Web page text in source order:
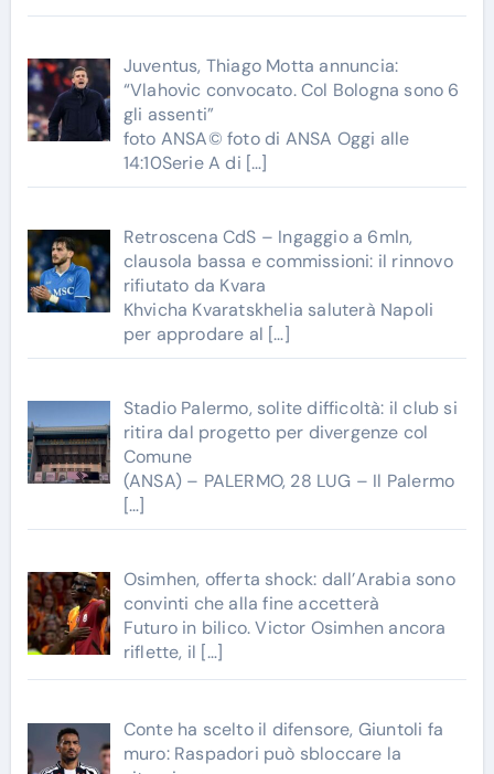
Juventus, Thiago Motta annuncia:
“Vlahovic convocato. Col Bologna sono 6
gli assenti”
foto ANSA© foto di ANSA Oggi alle
14:10Serie A di […]
Retroscena CdS – Ingaggio a 6mln,
clausola bassa e commissioni: il rinnovo
rifiutato da Kvara
Khvicha Kvaratskhelia saluterà Napoli
per approdare al […]
Stadio Palermo, solite difficoltà: il club si
ritira dal progetto per divergenze col
Comune
(ANSA) – PALERMO, 28 LUG – Il Palermo
[…]
Osimhen, offerta shock: dall’Arabia sono
convinti che alla fine accetterà
Futuro in bilico. Victor Osimhen ancora
riflette, il […]
Conte ha scelto il difensore, Giuntoli fa
muro: Raspadori può sbloccare la